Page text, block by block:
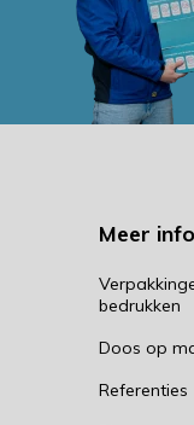
Meer
bedrukken
Doos op
Referenties